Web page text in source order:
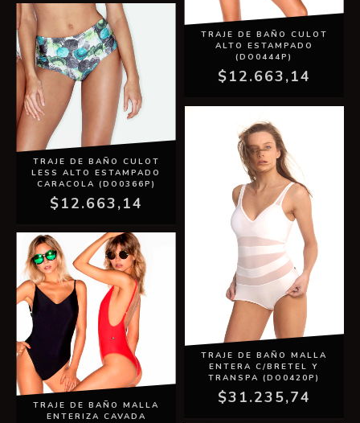
TRAJE DE BAÑO CULOT
ALTO ESTAMPADO
(DO0444P)
$12.663,14
TRAJE DE BAÑO CULOT
LESS ALTO ESTAMPADO
CARACOLA (DO0366P)
$12.663,14
TRAJE DE BAÑO MALLA
ENTERA C/BRETEL Y
TRANSPA (DO0420P)
$31.235,74
TRAJE DE BAÑO MALLA
ENTERIZA CAVADA